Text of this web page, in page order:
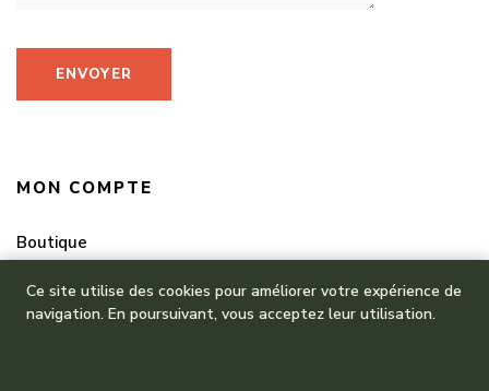
MON COMPTE
Boutique
Mes commandes
Ce site utilise des cookies pour améliorer votre expérience de
navigation. En poursuivant, vous acceptez leur utilisation.